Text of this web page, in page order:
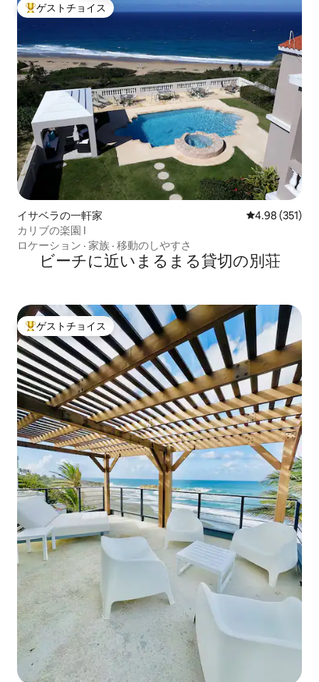
大好評のゲストチョイスです。
ゲストチョイス
イサベラの一軒家 レビュー351
4.98 (351)
カリブの楽園 I
ロケーション · 家族 · 移動のしやすさ
ビーチに近いまるまる貸切の別荘
大好評のゲストチョイスです。
ゲストチョイス